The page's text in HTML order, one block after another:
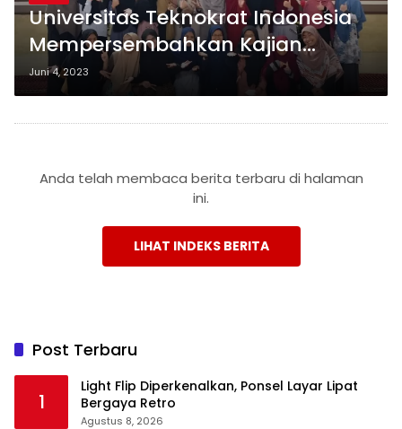
Universitas Teknokrat Indonesia
Mempersembahkan Kajian
Terbaik ASEAN: UKMI Ar Rahman
PTS! Milah Smart Membagikan
Tips Sukses untuk Para
Juni 4, 2023
Anda telah membaca berita terbaru di halaman
ini.
LIHAT INDEKS BERITA
Post Terbaru
1
Light Flip Diperkenalkan, Ponsel Layar Lipat
Bergaya Retro
Agustus 8, 2026